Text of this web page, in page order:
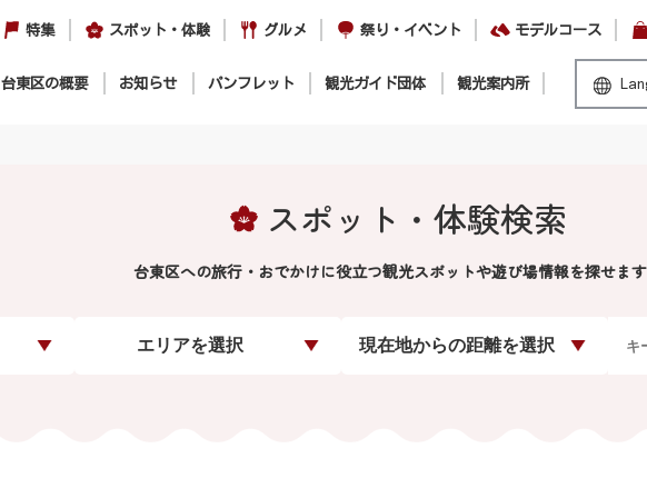
特集 スポット・体験 グルメ 祭り・イベント モデルコース
台東区の概要 お知らせ パンフレット 観光ガイド団体 観光案内所
スポット・体験検索
台東区への旅行・おでかけに役立つ観光スポットや遊び場情報を探せま
エリアを選択 現在地からの距離を選択